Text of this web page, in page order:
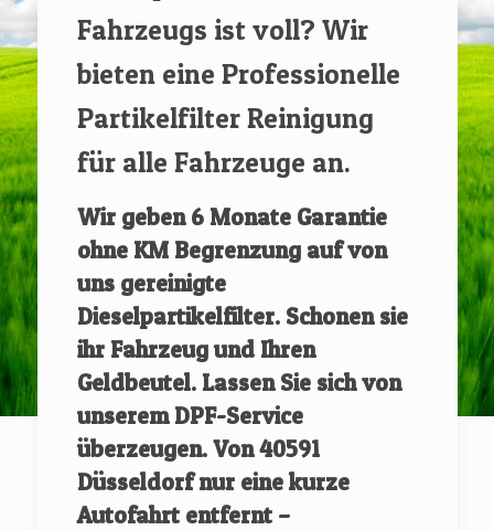
Fahrzeugs ist voll? Wir
bieten eine Professionelle
Partikelfilter Reinigung
für alle Fahrzeuge an.
Wir geben 6 Monate Garantie
ohne KM Begrenzung auf von
uns gereinigte
Dieselpartikelfilter. Schonen sie
ihr Fahrzeug und Ihren
Geldbeutel. Lassen Sie sich von
unserem DPF-Service
überzeugen. Von40591
Düsseldorfnur eine kurze
Autofahrt entfernt –